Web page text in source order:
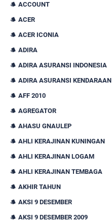
ACCOUNT
ACER
ACER ICONIA
ADIRA
ADIRA ASURANSI INDONESIA
ADIRA ASURANSI KENDARAAN
AFF 2010
AGREGATOR
AHASU GNAULEP
AHLI KERAJINAN KUNINGAN
AHLI KERAJINAN LOGAM
AHLI KERAJINAN TEMBAGA
AKHIR TAHUN
AKSI 9 DESEMBER
AKSI 9 DESEMBER 2009